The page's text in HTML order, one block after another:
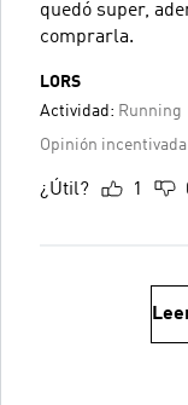
quedó super,
comprarla.
LORS
Actividad: Running
Opinión incentivada
¿Útil? 1